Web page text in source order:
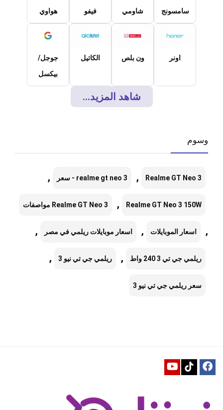
سامسونج شاومي فيفو هواوي
اونر ون بلص الكاتيل
جوجل/
بيكسل
شاهد المزيد...
وسوم
Realme GT Neo 3
, realme gt neo 3 - سعر ,
Realme GT Neo 3 150W
, Realme GT Neo 3 مواصفات
, اسعار الموبايلات , اسعار موبايلات ريلمي في مصر ,
ريلمي جي تي 3 240 واط , ريلمي جي تي نيو 3 ,
سعر ريلمي جي تي نيو 3